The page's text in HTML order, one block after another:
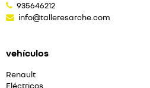
935646212
info@talleresarche.com
vehículos
Renault
Eléctricos